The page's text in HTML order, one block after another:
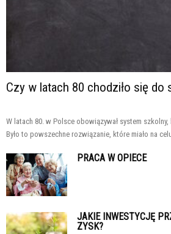
Czy w latach 80 chodziło się do
W latach 80. w Polsce obowiązywał system szkolny,
Było to powszechne rozwiązanie, które miało na
PRACA W OPIECE
JAKIE INWESTYCJĘ
ZYSK?